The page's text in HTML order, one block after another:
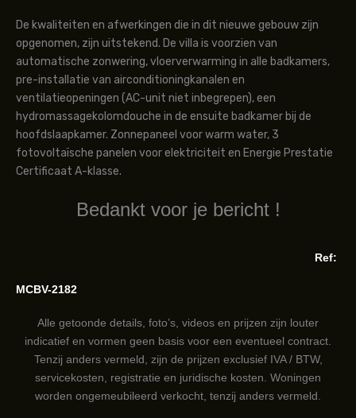
De kwaliteiten en afwerkingen die in dit nieuwe gebouw zijn
opgenomen, zijn uitstekend. De villa is voorzien van
automatische zonwering, vloerverwarming in alle badkamers,
pre-installatie van airconditioningkanalen en
ventilatieopeningen (AC-unit niet inbegrepen), een
hydromassagekolomdouche in de ensuite badkamer bij de
hoofdslaapkamer. Zonnepaneel voor warm water, 3
fotovoltaïsche panelen voor elektriciteit en Energie Prestatie
Certificaat A-klasse.
Bedankt voor je bericht !
Ref:
MCBV-2182
Alle getoonde details, foto’s, videos en prijzen zijn louter
indicatief en vormen geen basis voor een eventueel contract.
Tenzij anders vermeld, zijn de prijzen exclusief IVA / BTW,
servicekosten, registratie en juridische kosten. Woningen
worden ongemeubileerd verkocht, tenzij anders vermeld.